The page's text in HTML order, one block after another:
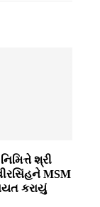
શ્રી
MSM
કરાયું